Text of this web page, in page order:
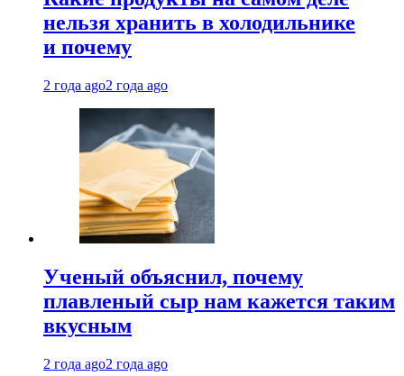
нельзя хранить в холодильнике
и почему
2 года ago2 года ago
Ученый объяснил, почему
плавленый сыр нам кажется таким
вкусным
2 года ago2 года ago